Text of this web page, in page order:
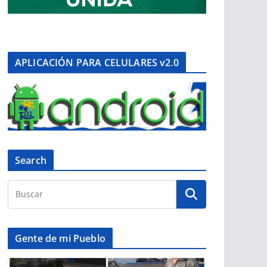
APLICACIÓN PARA CELULARES v2.0
Search
Gente de mi Pueblo